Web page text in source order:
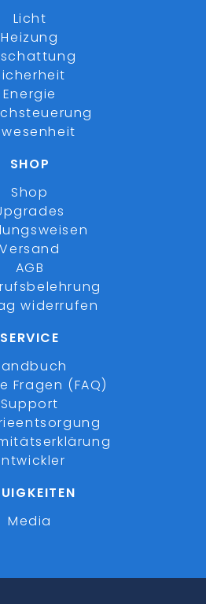
Licht
Heizung
Energie
SHOP
Shop
Versand
AGB
widerrufen
SERVICE
Fragen (FAQ)
Support
Media